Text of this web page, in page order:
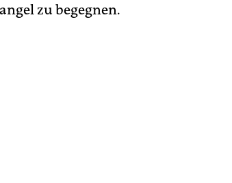
zu begegnen.